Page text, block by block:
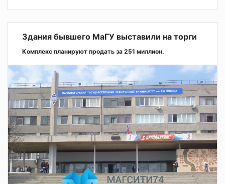
Здания бывшего МаГУ выставили на торги
Комплекс планируют продать за 251 миллион.